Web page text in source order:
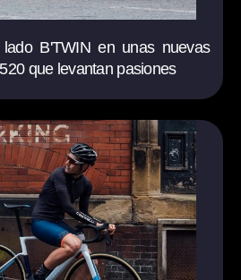
B'TWIN en unas nuevas
que levantan pasiones